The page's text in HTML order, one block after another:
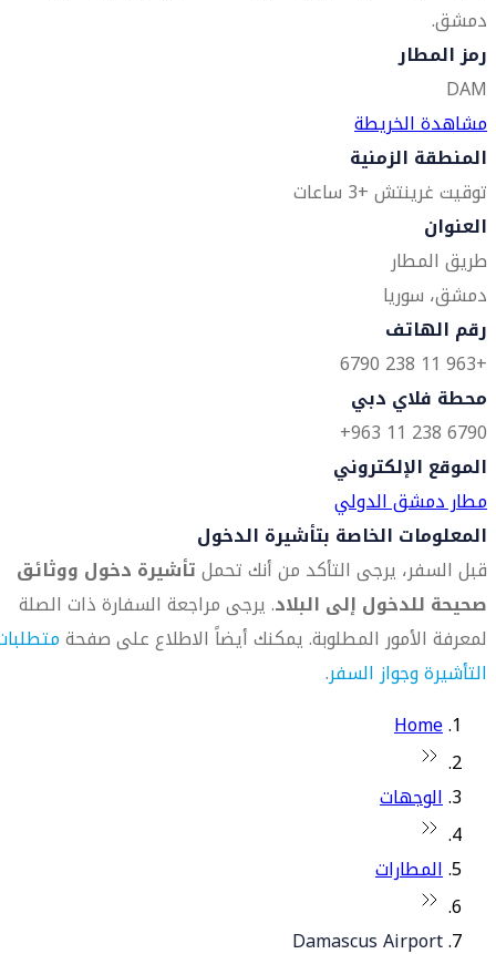
دمشق.
رمز المطار
DAM
مشاهدة الخريطة
المنطقة الزمنية
توقيت غرينتش +3 ساعات
العنوان
طريق المطار
دمشق، سوريا
رقم الهاتف
+963 11 238 6790
محطة فلاي دبي
6790 238 11 963+
الموقع الإلكتروني
مطار دمشق الدولي
المعلومات الخاصة بتأشيرة الدخول
قبل السفر، يرجى التأكد من أنك تحملتأشيرة دخول ووثائق
صحيحة للدخول إلى البلاد. يرجى مراجعة السفارة ذات الصلة
لمعرفة الأمور المطلوبة. يمكنك أيضاً الاطلاع على صفحة
التأشيرة وجواز السفر.
Home
الوجهات
المطارات
Damascus Airport